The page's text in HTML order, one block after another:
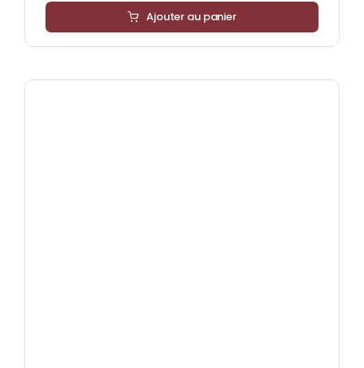
Ajouter au panier